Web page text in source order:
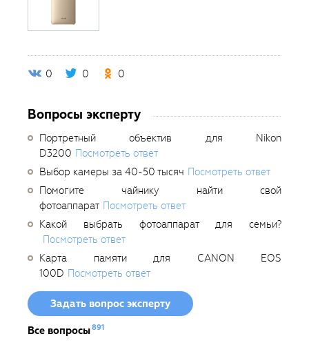
0 0 0
Вопросы эксперту
Портретный объектив для Nikon
D3200 Посмотреть ответ
Выбор камеры за 40-50 тысяч Посмотреть ответ
Помогите чайнику найти свой
фотоаппарат Посмотреть ответ
Какой выбрать фотоаппарат для семьи?
Посмотреть ответ
Карта памяти для CANON EOS
100D Посмотреть ответ
Задать вопрос эксперту
Все вопросы891